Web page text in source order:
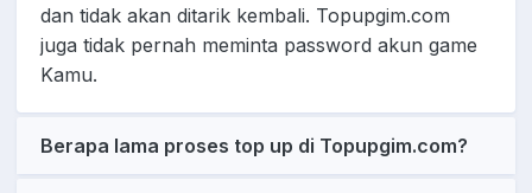
dan tidak akan ditarik kembali. Topupgim.com
juga tidak pernah meminta password akun game
Kamu.
Berapa lama proses top up di Topupgim.com?